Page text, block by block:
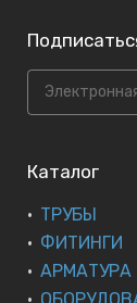
Каталог
ТРУБЫ
ФИТИНГИ
АРМАТУРА